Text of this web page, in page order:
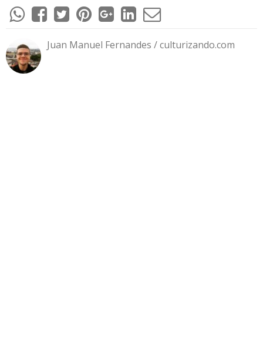
Juan Manuel Fernandes / culturizando.com